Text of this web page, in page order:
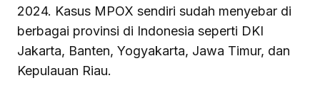
2024. Kasus MPOX sendiri sudah menyebar di
berbagai provinsi di Indonesia seperti DKI
Jakarta, Banten, Yogyakarta, Jawa Timur, dan
Kepulauan Riau.